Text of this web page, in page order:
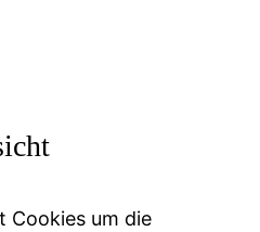
Cookies um die